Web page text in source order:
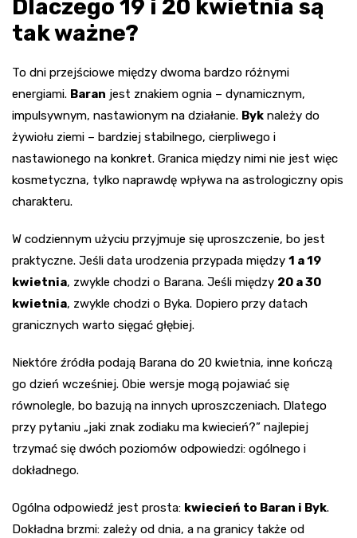
Dlaczego 19 i 20 kwietnia są
tak ważne?
To dni przejściowe między dwoma bardzo różnymi
energiami. Baran jest znakiem ognia – dynamicznym,
impulsywnym, nastawionym na działanie. Byk należy do
żywiołu ziemi – bardziej stabilnego, cierpliwego i
nastawionego na konkret. Granica między nimi nie jest więc
kosmetyczna, tylko naprawdę wpływa na astrologiczny opis
charakteru.
W codziennym użyciu przyjmuje się uproszczenie, bo jest
praktyczne. Jeśli data urodzenia przypada między 1 a 19
kwietnia, zwykle chodzi o Barana. Jeśli między 20 a 30
kwietnia, zwykle chodzi o Byka. Dopiero przy datach
granicznych warto sięgać głębiej.
Niektóre źródła podają Barana do 20 kwietnia, inne kończą
go dzień wcześniej. Obie wersje mogą pojawiać się
równolegle, bo bazują na innych uproszczeniach. Dlatego
przy pytaniu „jaki znak zodiaku ma kwiecień?” najlepiej
trzymać się dwóch poziomów odpowiedzi: ogólnego i
dokładnego.
Ogólna odpowiedź jest prosta: kwiecień to Baran i Byk.
Dokładna brzmi: zależy od dnia, a na granicy także od